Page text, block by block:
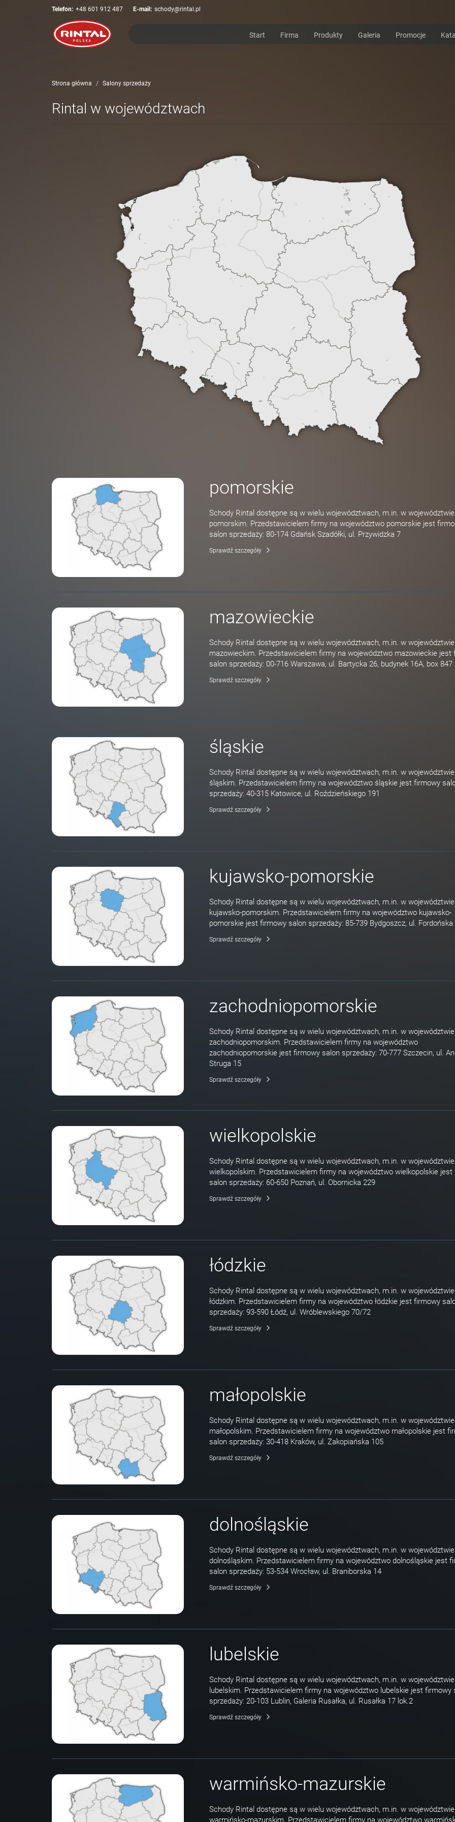
Telefon: +48 601 912 487 E-mail: schody@rintal.pl
Start Firma Produkty Galeria Promocje
Strona główna Salony sprzedaży
Rintal w województwach
pomorskie
Schody Rintal dostępne są w wielu województwach, m.in. w województwie
pomorskim. Przedstawicielem firmy na województwo pomorskie jest
salon sprzedaży: 80-174 Gdańsk Szadółki, ul. Przywidzka 7
Sprawdź szczegóły
mazowieckie
Schody Rintal dostępne są w wielu województwach, m.in. w województwie
mazowieckim. Przedstawicielem firmy na województwo mazowieckie jest
salon sprzedaży: 00-716 Warszawa, ul. Bartycka 26, budynek 16A, box 847
Sprawdź szczegóły
śląskie
Schody Rintal dostępne są w wielu województwach, m.in. w województwie
śląskim. Przedstawicielem firmy na województwo śląskie jest firmowy
sprzedaży: 40-315 Katowice, ul. Roździeńskiego 191
Sprawdź szczegóły
kujawsko-pomorskie
Schody Rintal dostępne są w wielu województwach, m.in. w województwie
kujawsko-pomorskim. Przedstawicielem firmy na województwo kujawsko-
pomorskie jest firmowy salon sprzedaży: 85-739 Bydgoszcz, ul. Fordońska
Sprawdź szczegóły
zachodniopomorskie
Schody Rintal dostępne są w wielu województwach, m.in. w województwie
zachodniopomorskim. Przedstawicielem firmy na województwo
zachodniopomorskie jest firmowy salon sprzedaży: 70-777 Szczecin, ul.
Struga 15
Sprawdź szczegóły
wielkopolskie
Schody Rintal dostępne są w wielu województwach, m.in. w województwie
wielkopolskim. Przedstawicielem firmy na województwo wielkopolskie
salon sprzedaży: 60-650 Poznań, ul. Obornicka 229
Sprawdź szczegóły
łódzkie
Schody Rintal dostępne są w wielu województwach, m.in. w województwie
łódzkim. Przedstawicielem firmy na województwo łódzkie jest firmowy
sprzedaży: 93-590 Łódź, ul. Wróblewskiego 70/72
Sprawdź szczegóły
małopolskie
Schody Rintal dostępne są w wielu województwach, m.in. w województwie
małopolskim. Przedstawicielem firmy na województwo małopolskie jest
salon sprzedaży: 30-418 Kraków, ul. Zakopiańska 105
Sprawdź szczegóły
dolnośląskie
Schody Rintal dostępne są w wielu województwach, m.in. w województwie
dolnośląskim. Przedstawicielem firmy na województwo dolnośląskie jest
salon sprzedaży: 53-534 Wrocław, ul. Braniborska 14
Sprawdź szczegóły
lubelskie
Schody Rintal dostępne są w wielu województwach, m.in. w województwie
lubelskim. Przedstawicielem firmy na województwo lubelskie jest firmowy
sprzedaży: 20-103 Lublin, Galeria Rusałka, ul. Rusałka 17 lok.2
Sprawdź szczegóły
warmińsko-mazurskie
Schody Rintal dostępne są w wielu województwach, m.in. w województwie
warmińsko-mazurskim. Przedstawicielem firmy na województwo